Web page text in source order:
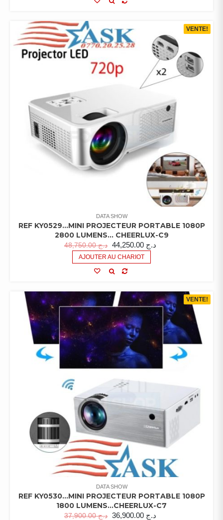
VENTE!
DATA SHOW
REF KY0529…MINI PROJECTEUR PORTABLE 1080P
2800 LUMENS… CHEERLUX-C9
د.ج48,750.00 د.ج
AJOUTER AU CHARIOT
VENTE!
DATA SHOW
REF KY0530…MINI PROJECTEUR PORTABLE 1080P
1800 LUMENS…CHEERLUX-C7
د.ج37,900.00 د.ج